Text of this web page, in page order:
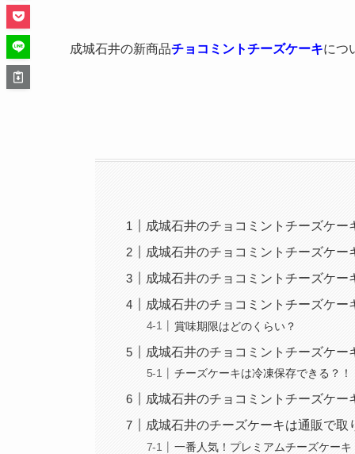
成城石井の新商品チョコミントチーズケーキにつ
成城石井のチョコミントチーズケー
成城石井のチョコミントチーズケー
成城石井のチョコミントチーズケー
成城石井のチョコミントチーズケー
賞味期限はどのくらい？
成城石井のチョコミントチーズケー
チーズケーキは冷凍保存できる？！
成城石井のチョコミントチーズケー
成城石井のチーズケーキは通販で取
一番人気！プレミアムチーズケーキ